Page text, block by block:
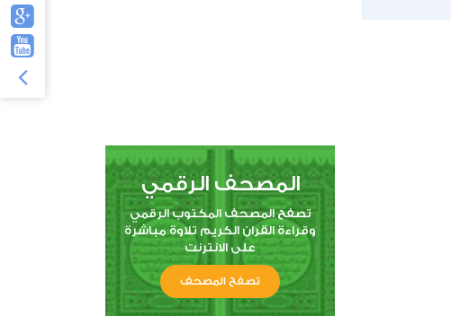
المصحف الرقمي
تصفح المصحف المكتوب الرقمي
وقراءة القران الكريم تلاوة مباشرة
على الانترنت
تصفح المصحف